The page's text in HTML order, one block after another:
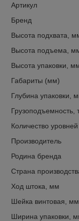
Артикул
Бренд
Высота подхвата,
Высота подъема,
Высота упаковки,
Габариты (мм)
Глубина упаковки,
Грузоподъемность,
Количество уровней
Производитель
Родина бренда
Страна
Ход штока, мм
Шейка винтовая, мм
Ширина упаковки,